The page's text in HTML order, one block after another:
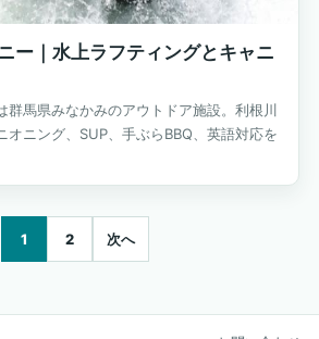
ー｜水上ラフティングとキャニ
群馬県みなかみのアウトドア施設。利根川
オニング、SUP、手ぶらBBQ、英語対応を
1 2 次へ